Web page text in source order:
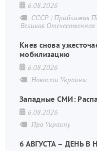
6.08.2026
СССР
Приближая
Великая Отечественная
Киев снова
мобилизацию
6.08.2026
Новости Украины
Западные СМИ:
6.08.2026
Про Украину
6 АВГУСТА – ДЕНЬ